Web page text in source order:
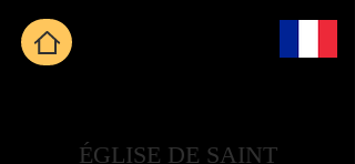
ÉGLISE DE SAINT